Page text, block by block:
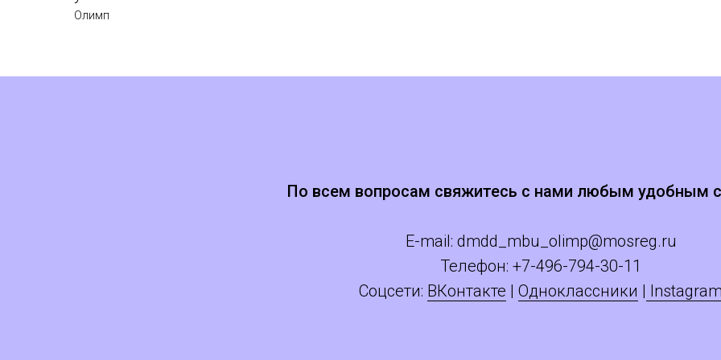
Олимп
По всем вопросам свяжитесь с нами любым удобным
E-mail: dmdd_mbu_olimp@mosreg.ru
Телефон: +7-496-794-30-11
Соцсети: ВКонтакте | Одноклассники | Instagram